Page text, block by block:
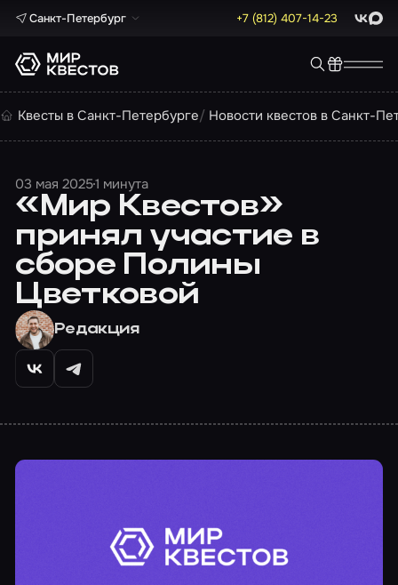
Санкт-Петербург +7 (812) 407-14-23 Max
Квесты в Санкт-Петербурге Новости квестов в Санкт-
03 мая 20251 минута
«Мир Квестов»
принял участие в
сборе Полины
Цветковой
Редакция